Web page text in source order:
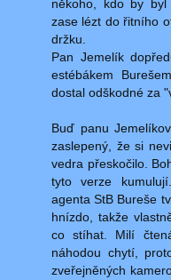
někoho, kdo by
zase lézt do řitního
držku.
Pan Jemelík
estébákem
dostal odškodné za
Buď panu
zaslepený, že si
vedra přeskočilo.
tyto verze
agenta StB Bureše
hnízdo, takže
co stíhat. Milí
náhodou chytí,
zveřejněných